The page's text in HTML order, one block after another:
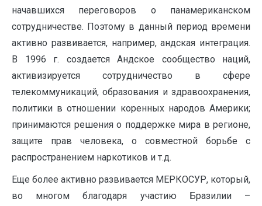
начавшихся переговоров о панамериканском
сотрудничестве. Поэтому в данный период времени
активно развивается, например, андская интеграция.
В 1996 г. создается Андское сообщество наций,
активизируется сотрудничество в сфере
телекоммуникаций, образования и здравоохранения,
политики в отношении коренных народов Америки;
принимаются решения о поддержке мира в регионе,
защите прав человека, о совместной борьбе с
распространением наркотиков и т.д.
Еще более активно развивается МЕРКОСУР, который,
во многом благодаря участию Бразилии –